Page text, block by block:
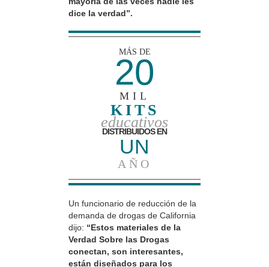
dice la verdad”.
MÁS DE
20
MIL
KITS
educativos
DISTRIBUIDOS EN
UN
AÑO
Un funcionario de reducción de la
demanda de drogas de California
dijo: “Estos materiales de la
Verdad Sobre las Drogas
conectan, son interesantes,
están diseñados para los